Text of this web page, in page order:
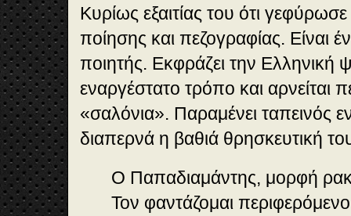
Κυρίως εξαιτίας του ότι
ποίησης και πεζογραφίας. Είναι
ποιητής. Εκφράζει την Ελληνική
εναργέστατο τρόπο και αρνείται
«σαλόνια». Παραμένει ταπεινός
διαπερνά η βαθιά θρησκευτική
Ο Παπαδιαμάντης, μορφή
Τον φαντάζομαι